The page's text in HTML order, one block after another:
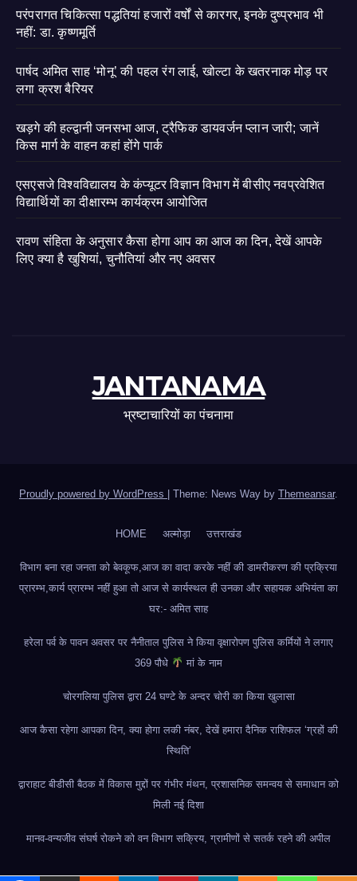
परंपरागत चिकित्सा पद्धतियां हजारों वर्षों से कारगर, इनके दुष्प्रभाव भी
नहीं: डा. कृष्णमूर्ति
पार्षद अमित साह ‘मोनू’ की पहल रंग लाई, खोल्टा के खतरनाक मोड़ पर
लगा क्रश बैरियर
खड़गे की हल्द्वानी जनसभा आज, ट्रैफिक डायवर्जन प्लान जारी; जानें
किस मार्ग के वाहन कहां होंगे पार्क
एसएसजे विश्वविद्यालय के कंप्यूटर विज्ञान विभाग में बीसीए नवप्रवेशित
विद्यार्थियों का दीक्षारम्भ कार्यक्रम आयोजित
रावण संहिता के अनुसार कैसा होगा आप का आज का दिन, देखें आपके
लिए क्या है खुशियां, चुनौतियां और नए अवसर
JANTANAMA
भ्रष्टाचारियों का पंचनामा
Proudly powered by WordPress Theme: News Way by Themeansar.
HOME अल्मोड़ा उत्तराखंड
विभाग बना रहा जनता को बेवकूफ,आज का वादा करके नहीं की डामरीकरण की प्रक्रिया
प्रारम्भ,कार्य प्रारम्भ नहीं हुआ तो आज से कार्यस्थल ही उनका और सहायक अभियंता का
घर:- अमित साह
हरेला पर्व के पावन अवसर पर नैनीताल पुलिस ने किया वृक्षारोपण पुलिस कर्मियों ने लगाए
369 पौधे
मां के नाम
चोरगलिया पुलिस द्वारा 24 घण्टे के अन्दर चोरी का किया खुलासा
आज कैसा रहेगा आपका दिन, क्या होगा लकी नंबर, देखें हमारा दैनिक राशिफल ‘ग्रहों की
स्थिति’
द्वाराहाट बीडीसी बैठक में विकास मुद्दों पर गंभीर मंथन, प्रशासनिक समन्वय से समाधान को
मिली नई दिशा
मानव-वन्यजीव संघर्ष रोकने को वन विभाग सक्रिय, ग्रामीणों से सतर्क रहने की अपील